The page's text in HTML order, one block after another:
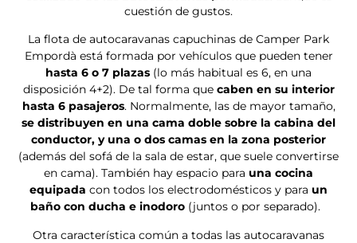
cuestión de gustos.
La flota de autocaravanas capuchinas de Camper Park
Empordà está formada por vehículos que pueden tener
hasta 6 o 7 plazas (lo más habitual es 6, en una
disposición 4+2). De tal forma que caben en su interior
hasta 6 pasajeros. Normalmente, las de mayor tamaño,
se distribuyen en una cama doble sobre la cabina del
conductor, y una o dos camas en la zona posterior
(además del sofá de la sala de estar, que suele convertirse
en cama). También hay espacio para una cocina
equipada con todos los electrodomésticos y para un
baño con ducha e inodoro (juntos o por separado).
Otra característica común a todas las autocaravanas